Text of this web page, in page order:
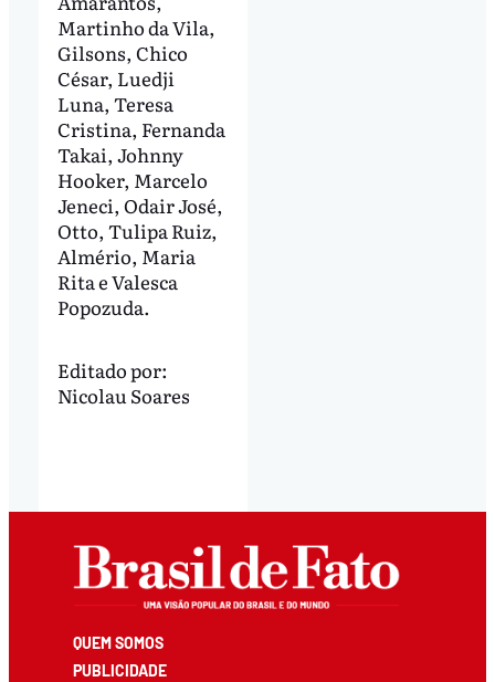
Martinho da Vila,
Gilsons, Chico
César, Luedji
Luna, Teresa
Cristina, Fernanda
Takai, Johnny
Hooker, Marcelo
Jeneci, Odair José,
Otto, Tulipa Ruiz,
Almério, Maria
Rita e Valesca
Popozuda.
Editado por:
Nicolau Soares
QUEM SOMOS
PUBLICIDADE